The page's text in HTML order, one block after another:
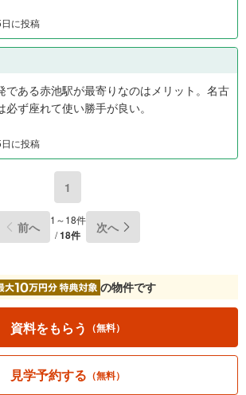
に投稿
である赤池駅が最寄りなのはメリット。名古
ず座れて使い勝手が良い。
に投稿
1
前へ
1～18件
/18件 次へ
の物件です
資料をもらう （無料）
見学予約する （無料）